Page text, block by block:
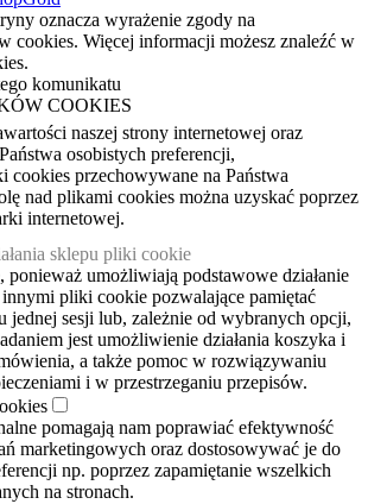
oznacza wyrażenie zgody na
cookies. Więcej informacji możesz znaleźć w
komunikatu
COOKIES
naszej strony internetowej oraz
osobistych preferencji,
przechowywane na Państwa
nad plikami cookies można uzyskać poprzez
internetowej.
sklepu pliki cookie
ponieważ umożliwiają podstawowe działanie
pliki cookie pozwalające pamiętać
jednej sesji lub, zależnie od wybranych opcji,
jest umożliwienie działania koszyka i
a także pomoc w rozwiązywaniu
i w przestrzeganiu przepisów.
pomagają nam poprawiać efektywność
marketingowych oraz dostosowywać je do
np. poprzez zapamiętanie wszelkich
na stronach.